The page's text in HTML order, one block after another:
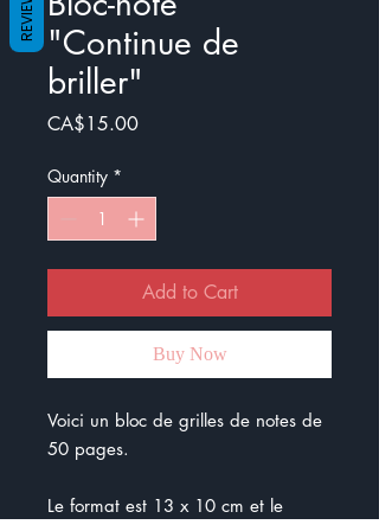
"Continue de
briller"
CA$15.00Price
Quantity *
Add to Cart
Buy Now
Voici un bloc de grilles de notes de
50 pages.
Le format est 13 x 10 cm et le